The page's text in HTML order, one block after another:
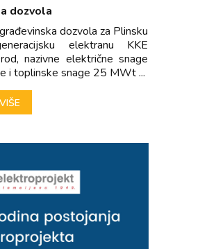
dozvola
dozvola za Plinsku
elektranu KKE
nazivne električne snage
i toplinske snage 25 MWt ...